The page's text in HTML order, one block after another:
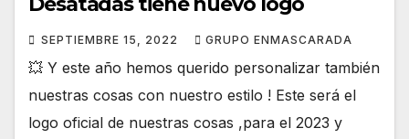
SEPTIEMBRE 15, 2022 GRUPO ENMASCARADA
💥 Y este año hemos querido personalizar también
nuestras cosas con nuestro estilo ! Este será el
logo oficial de nuestras cosas ,para el 2023 y